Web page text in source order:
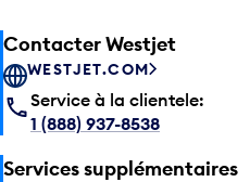
Contacter Westjet
WESTJET.COM
Service à la clientele:
1 (888) 937-8538
Services supplémentaires